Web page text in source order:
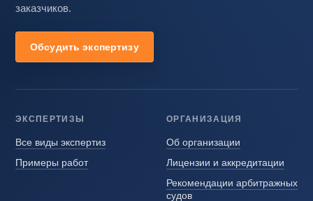
заказчиков.
Обсудить экспертизу
ЭКСПЕРТИЗЫ
Все виды экспертиз
Примеры работ
ОРГАНИЗАЦИЯ
Об организации
Лицензии и аккредитации
Рекомендации арбитражных
судов